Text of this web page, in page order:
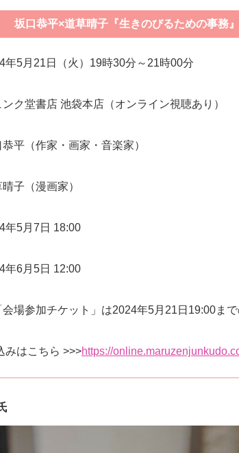
坂口恭平×道草晴子『生きのびるための事務
年5月21日（火）19時30分～21時00分
堂書店 池袋本店（オンライン視聴あり）
平（作家・画家・音楽家）
漫画家）
年5月7日 18:00
年6月5日 12:00
ケット」は2024年5月21日19:00までの
みはこちら >>>https://